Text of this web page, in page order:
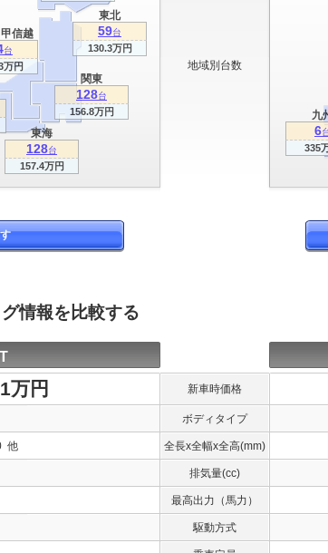
関東
128台
156.8万円
東海
128台
157.4万円
東北
59台
130.3万円
信越
台
万円
地域別台数
九
6
335
情報を比較する
万円 新車時価格
ボディタイプ
他 全長x全幅x全高(mm)
排気量(cc)
最高出力（馬力）
駆動方式